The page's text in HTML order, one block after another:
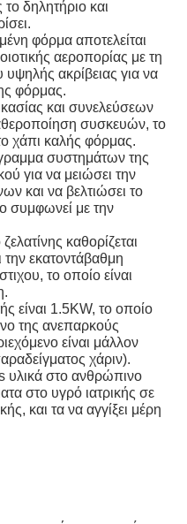
δηλητήριο και
φόρμα αποτελείται
αεροπορίας με τη
υψηλής ακρίβειας για να
φόρμας.
και συνελεύσεων
συσκευών, το
χάπι καλής φόρμας.
συστημάτων της
για να μειώσει την
και να βελτιώσει το
συμφωνεί με την
καθορίζεται
εκατοντάβαθμη
το οποίο είναι
είναι 1.5KW, το οποίο
της ανεπαρκούς
είναι μάλλον
χάριν).
υλικά στο ανθρώπινο
στο υγρό ιατρικής σε
και τα να αγγίξει μέρη